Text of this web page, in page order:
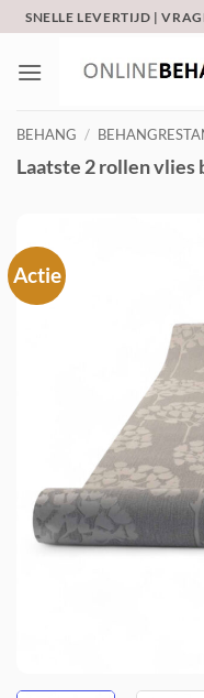
naar
inhoud
SNELLE LEVERTIJD |
BEHANG /
Laatste 2 rollen vlies
Actie